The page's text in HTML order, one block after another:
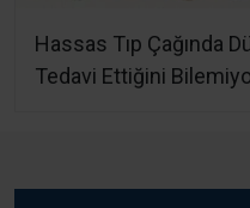
Hassas Tıp Çağında
Tedavi Ettiğini